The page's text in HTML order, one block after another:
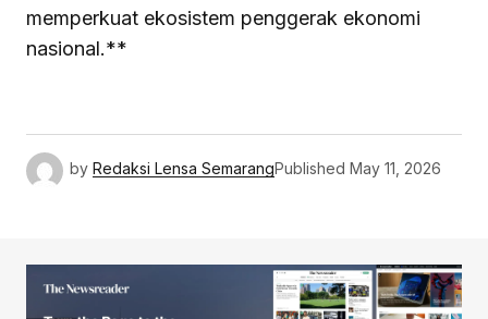
memperkuat ekosistem penggerak ekonomi
nasional.**
by Redaksi Lensa SemarangPublished May 11, 2026